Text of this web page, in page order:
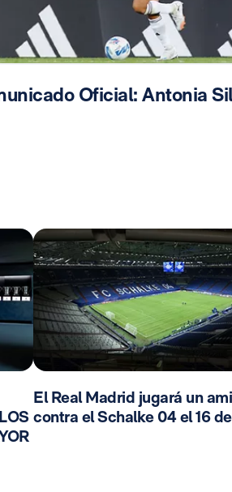
Oficial: Antonia
El Real Madrid jugará un
contra el Schalke 04 el 16